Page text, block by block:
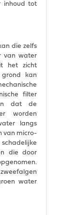
inhoud tot
die zelfs
van water
het zicht
kan
filter
dat de
worden
langs
van micro-
die door
water